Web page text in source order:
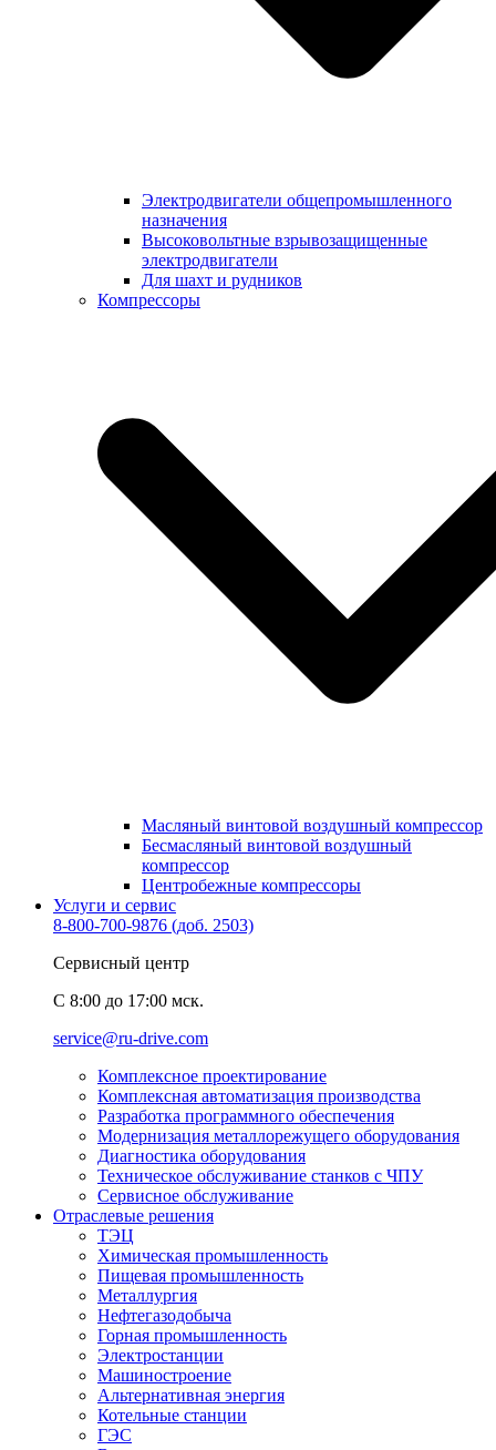
Электродвигатели общепромышленного
назначения
Высоковольтные взрывозащищенные
электродвигатели
Для шахт и рудников
Компрессоры
Масляный винтовой воздушный компрессор
Бесмасляный винтовой воздушный
компрессор
Центробежные компрессоры
Услуги и сервис
8-800-700-9876 (доб. 2503)
Сервисный центр
C 8:00 до 17:00 мск.
service@ru-drive.com
Комплексное проектирование
Комплексная автоматизация производства
Разработка программного обеспечения
Модернизация металлорежущего оборудования
Диагностика оборудования
Техническое обслуживание станков с ЧПУ
Сервисное обслуживание
Отраслевые решения
ТЭЦ
Химическая промышленность
Пищевая промышленность
Металлургия
Нефтегазодобыча
Горная промышленность
Электростанции
Машиностроение
Альтернативная энергия
Котельные станции
ГЭС